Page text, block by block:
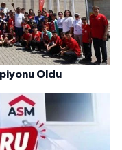
Oldu